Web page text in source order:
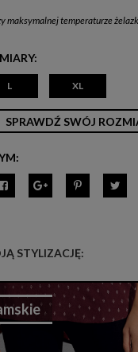
maksymalnej temperaturze
L XL
SPRAWDŹ SWÓJ
STYLIZACJĘ: